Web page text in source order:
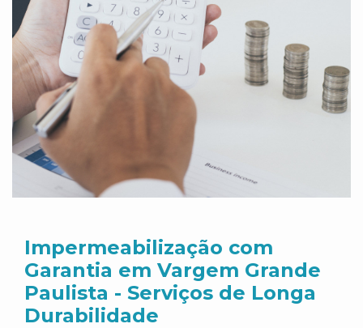
Impermeabilização com
Garantia em Vargem Grande
Paulista - Serviços de Longa
Durabilidade